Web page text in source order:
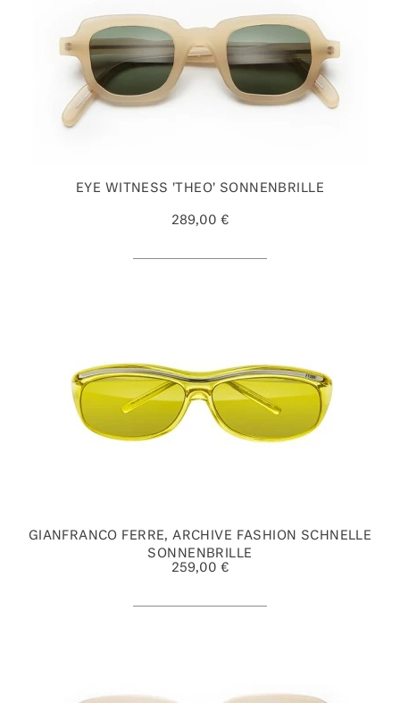
EYE WITNESS 'THEO' SONNENBRILLE
289,00 €
GIANFRANCO FERRE, ARCHIVE FASHION SCHNELLE
SONNENBRILLE
259,00 €